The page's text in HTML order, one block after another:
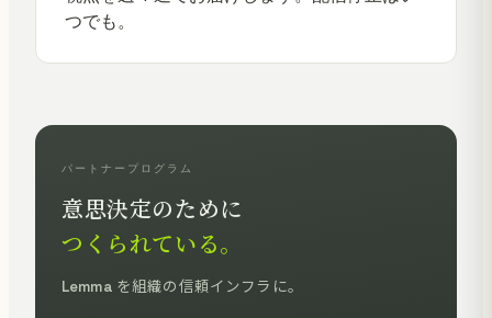
パートナープログラム
意思決定のために
つくられている。
Lemma を組織の信頼インフラに。